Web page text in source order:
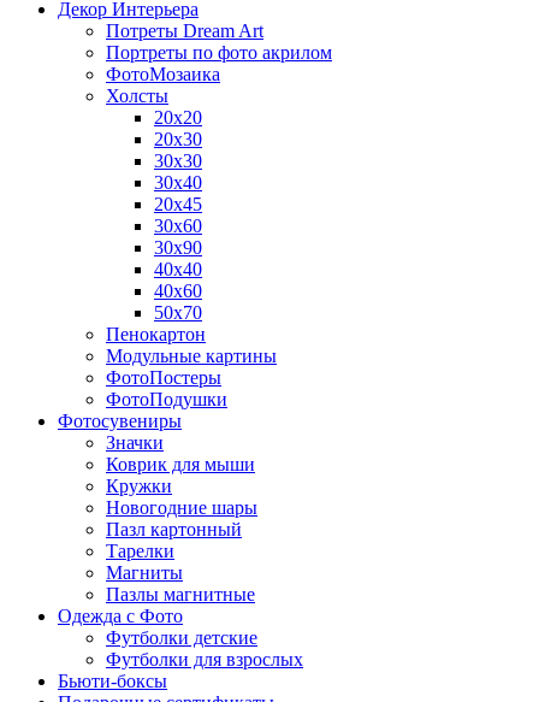
Декор Интерьера
Потреты Dream Art
Портреты по фото акрилом
ФотоМозаика
Холсты
20х20
20х30
30х30
30х40
20х45
30х60
30х90
40х40
40х60
50х70
Пенокартон
Модульные картины
ФотоПостеры
ФотоПодушки
Фотоcувениры
Значки
Коврик для мыши
Кружки
Новогодние шары
Пазл картонный
Тарелки
Магниты
Пазлы магнитные
Одежда с Фото
Футболки детские
Футболки для взрослых
Бьюти-боксы